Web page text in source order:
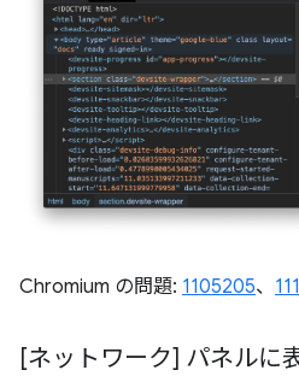
Chromium の問題: 1105205、
[ネットワーク] パネルに